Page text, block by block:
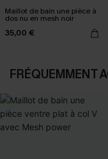
Maillot de bain une pièce à
dos nu en mesh noir
35,00 €
FRÉQUEMMENT